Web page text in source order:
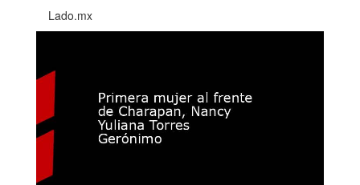
Lado.mx